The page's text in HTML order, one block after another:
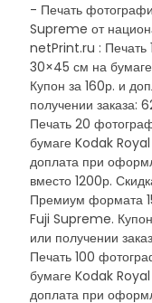
- Печать
Supreme от
netPrint.ru :
30×45 см на
Купон за 160р. и
получении заказа:
Печать 20
бумаге Kodak
доплата при
вместо 1200р.
Премиум формата
Fuji Supreme.
или получении
Печать 100
бумаге Kodak
доплата при